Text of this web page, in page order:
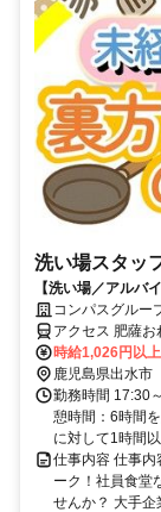
洗い場スタッ
【洗い場／アルバ
タリ！未経験歓迎♪
コンパスグル
アクセス 肥薩お
線 野田郷徒歩約
時給1,026円以上
鹿児島県出水市
勤務時間 17:30
憩時間：6時間
に対して1時間
仕事内容 仕事内
ーク！社員食堂
せんか？ 大手